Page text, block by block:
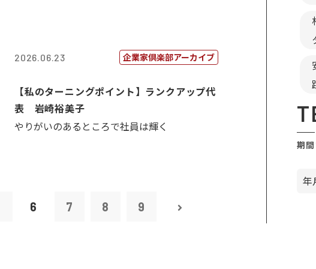
2026.06.23 企業家倶楽部アーカイブ
【私のターニングポイント】ランクアップ代
表 岩崎裕美子
やりがいのあるところで社員は輝く
6 7 8 9
期
年